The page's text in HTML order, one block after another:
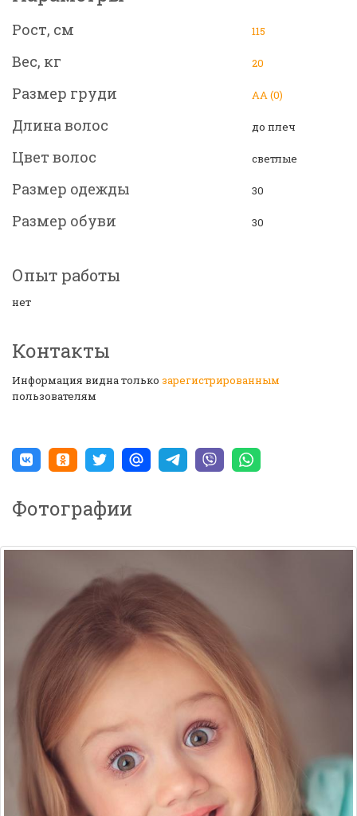
Рост, см 115
Вес, кг 20
Размер груди АА (0)
Длина волос до плеч
Цвет волос светлые
Размер одежды 30
Размер обуви 30
Опыт работы
нет
Контакты
Информация видна только зарегистрированным
пользователям
Фотографии